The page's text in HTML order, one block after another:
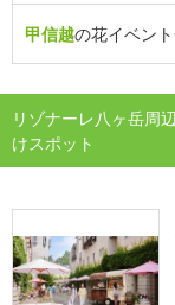
甲信越の花イベン
リゾナーレ八ヶ岳周
けスポット